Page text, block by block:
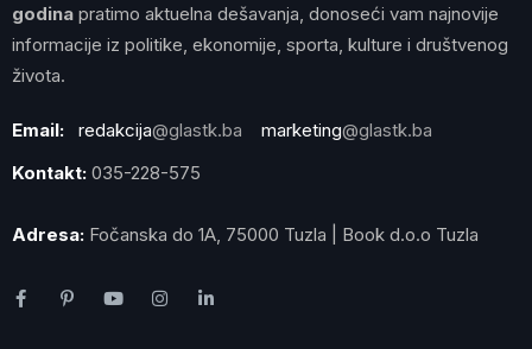
godina pratimo aktuelna dešavanja, donoseći vam najnovije
informacije iz politike, ekonomije, sporta, kulture i društvenog
života.
Email: redakcija@glastk.ba marketing@glastk.ba
Kontakt: 035-228-575
Adresa: Fočanska do 1A, 75000 Tuzla | Book d.o.o Tuzla